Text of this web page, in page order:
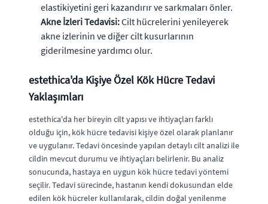
elastikiyetini geri kazandırır ve sarkmaları önler.
Akne İzleri Tedavisi:Cilt hücrelerini yenileyerek
akne izlerinin ve diğer cilt kusurlarının
giderilmesine yardımcı olur.
estethica'da Kişiye Özel Kök Hücre Tedavi
Yaklaşımları
estethica'da her bireyin cilt yapısı ve ihtiyaçları farklı
olduğu için, kök hücre tedavisi kişiye özel olarak planlanır
ve uygulanır. Tedavi öncesinde yapılan detaylı cilt analizi ile
cildin mevcut durumu ve ihtiyaçları belirlenir. Bu analiz
sonucunda, hastaya en uygun kök hücre tedavi yöntemi
seçilir. Tedavi sürecinde, hastanın kendi dokusundan elde
edilen kök hücreler kullanılarak, cildin doğal yenilenme